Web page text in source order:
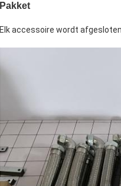
Pakket
Elk accessoire wordt